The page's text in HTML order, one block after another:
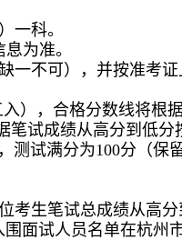
一科。
为准。
一不可），并按准考
），合格分数线将根
试成绩从高分到低
试满分为100分（
考生笔试总成绩从高
面试人员名单在杭